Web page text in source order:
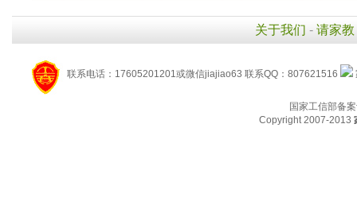
关于我们 - 请家教
联系电话：17605201201或微信jiajiao63 联系QQ：807621516
国家工信部备
Copyright 2007-2013